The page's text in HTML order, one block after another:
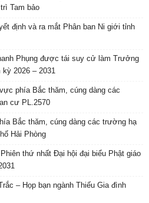
Tam bảo
định và ra mắt Phân ban Ni giới tỉnh
Phụng được tái suy cử làm Trưởng
2026 – 2031
phía Bắc thăm, cúng dàng các
cư PL.2570
Bắc thăm, cúng dàng các trường hạ
Hải Phòng
thứ nhất Đại hội đại biểu Phật giáo
– Họp bạn ngành Thiếu Gia đình